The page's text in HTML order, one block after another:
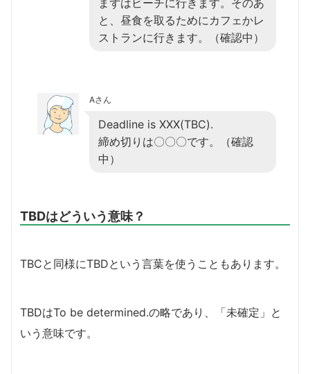
まずはビーチに行きます。そのあ
と、昼食を取るためにカフェかレ
ストランに行きます。（確認中）
Aさん
Deadline is XXX(TBC).
締め切りは〇〇〇です。（確認
中）
TBDはどういう意味？
TBCと同様にTBDという言葉を使うこともあります。
TBDはTo be determined.の略であり、「未確定」と
いう意味です。